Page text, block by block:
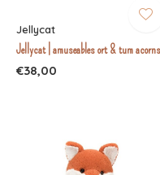
Jellycat
Jellycat | amuseables ort & tum acorns
€38,00